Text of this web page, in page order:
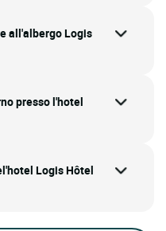
all'albergo Logis
presso l'hotel
Logis Hôtel